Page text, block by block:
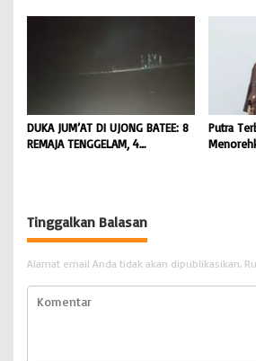
Pencarian Satu Korban Lain |
Hukum
DUKA JUM’AT DI UJONG BATEE: 8
REMAJA TENGGELAM, 4
Putra
Tinggalkan Balasan
Alamat email Anda tidak akan dipublikasikan.